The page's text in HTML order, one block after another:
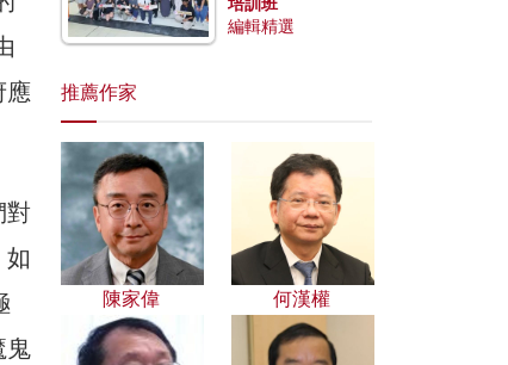
應
對
鬼
培訓班
編輯精選
推薦作家
陳家偉 何漢權